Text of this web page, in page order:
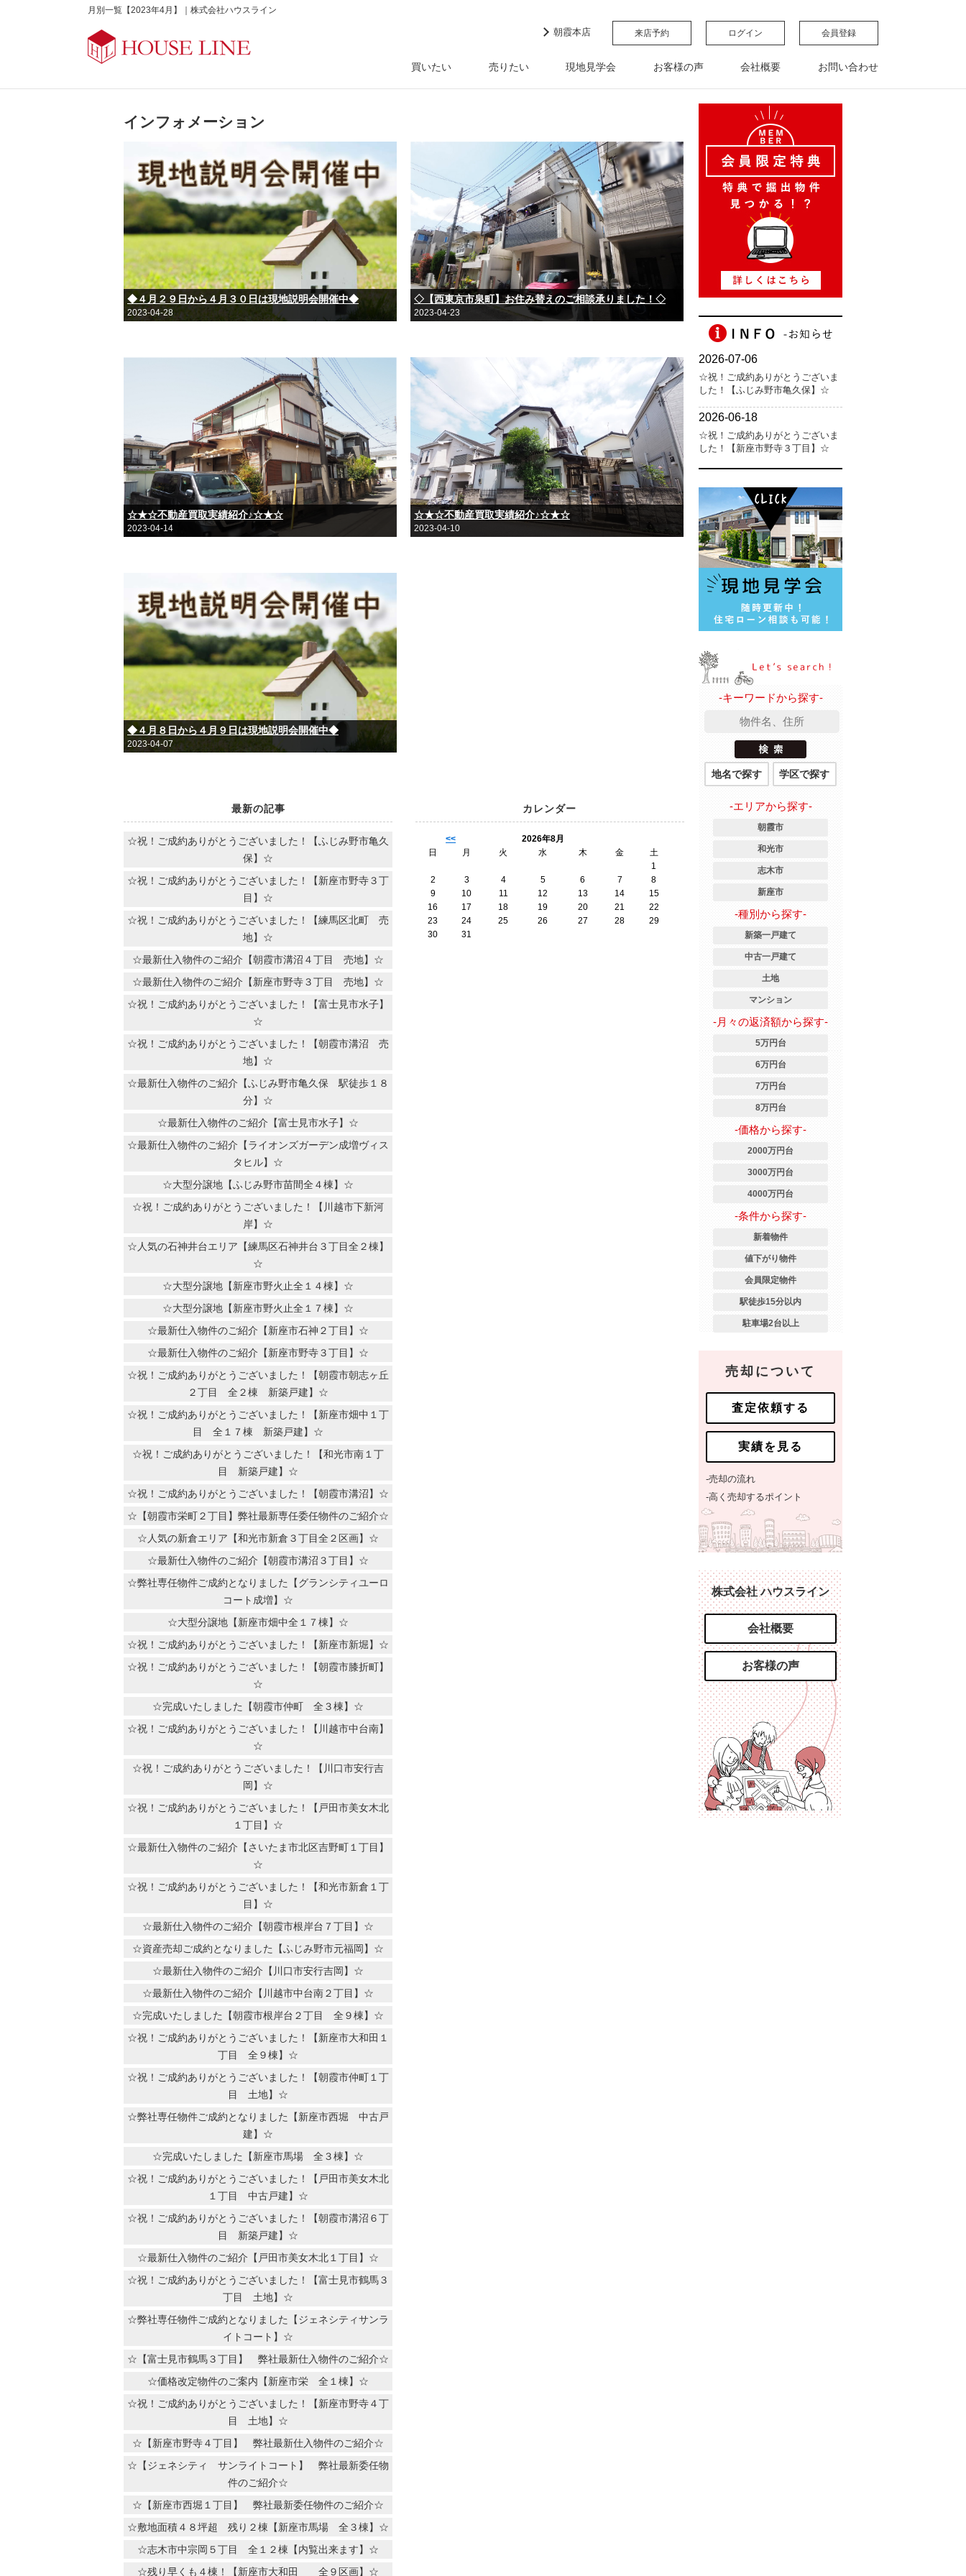
月別一覧【2023年4月】｜株式会社ハウスライン
朝霞本店 来店予約 ログイン 会員登録
買いたい 売りたい 現地見学会 お客様の声 会社概要 お問い合わせ
インフォメーション
◆４月２９日から４月３０日は現地説明会開催中◆
2023-04-28
◇【西東京市泉町】お住み替えのご相談承りました！◇
2023-04-23
☆★☆不動産買取実績紹介♪☆★☆
2023-04-14
☆★☆不動産買取実績紹介♪☆★☆
2023-04-10
◆４月８日から４月９日は現地説明会開催中◆
2023-04-07
最新の記事
☆祝！ご成約ありがとうございました！【ふじみ野市亀久
保】☆
☆祝！ご成約ありがとうございました！【新座市野寺３丁
目】☆
☆祝！ご成約ありがとうございました！【練馬区北町 売
地】☆
☆最新仕入物件のご紹介【朝霞市溝沼４丁目 売地】☆
☆最新仕入物件のご紹介【新座市野寺３丁目 売地】☆
☆祝！ご成約ありがとうございました！【富士見市水子】
☆
☆祝！ご成約ありがとうございました！【朝霞市溝沼 売
地】☆
☆最新仕入物件のご紹介【ふじみ野市亀久保 駅徒歩１８
分】☆
☆最新仕入物件のご紹介【富士見市水子】☆
☆最新仕入物件のご紹介【ライオンズガーデン成増ヴィス
タヒル】☆
☆大型分譲地【ふじみ野市苗間全４棟】☆
☆祝！ご成約ありがとうございました！【川越市下新河
岸】☆
☆人気の石神井台エリア【練馬区石神井台３丁目全２棟】
☆
☆大型分譲地【新座市野火止全１４棟】☆
☆大型分譲地【新座市野火止全１７棟】☆
☆最新仕入物件のご紹介【新座市石神２丁目】☆
☆最新仕入物件のご紹介【新座市野寺３丁目】☆
☆祝！ご成約ありがとうございました！【朝霞市朝志ヶ丘
２丁目 全２棟 新築戸建】☆
☆祝！ご成約ありがとうございました！【新座市畑中１丁
目 全１７棟 新築戸建】☆
☆祝！ご成約ありがとうございました！【和光市南１丁
目 新築戸建】☆
☆祝！ご成約ありがとうございました！【朝霞市溝沼】☆
☆【朝霞市栄町２丁目】弊社最新専任委任物件のご紹介☆
☆人気の新倉エリア【和光市新倉３丁目全２区画】☆
☆最新仕入物件のご紹介【朝霞市溝沼３丁目】☆
☆弊社専任物件ご成約となりました【グランシティユーロ
コート成増】☆
☆大型分譲地【新座市畑中全１７棟】☆
☆祝！ご成約ありがとうございました！【新座市新堀】☆
☆祝！ご成約ありがとうございました！【朝霞市膝折町】
☆
☆完成いたしました【朝霞市仲町 全３棟】☆
☆祝！ご成約ありがとうございました！【川越市中台南】
☆
☆祝！ご成約ありがとうございました！【川口市安行吉
岡】☆
☆祝！ご成約ありがとうございました！【戸田市美女木北
１丁目】☆
☆最新仕入物件のご紹介【さいたま市北区吉野町１丁目】
☆
☆祝！ご成約ありがとうございました！【和光市新倉１丁
目】☆
☆最新仕入物件のご紹介【朝霞市根岸台７丁目】☆
☆資産売却ご成約となりました【ふじみ野市元福岡】☆
☆最新仕入物件のご紹介【川口市安行吉岡】☆
☆最新仕入物件のご紹介【川越市中台南２丁目】☆
☆完成いたしました【朝霞市根岸台２丁目 全９棟】☆
☆祝！ご成約ありがとうございました！【新座市大和田１
丁目 全９棟】☆
☆祝！ご成約ありがとうございました！【朝霞市仲町１丁
目 土地】☆
☆弊社専任物件ご成約となりました【新座市西堀 中古戸
建】☆
☆完成いたしました【新座市馬場 全３棟】☆
☆祝！ご成約ありがとうございました！【戸田市美女木北
１丁目 中古戸建】☆
☆祝！ご成約ありがとうございました！【朝霞市溝沼６丁
目 新築戸建】☆
☆最新仕入物件のご紹介【戸田市美女木北１丁目】☆
☆祝！ご成約ありがとうございました！【富士見市鶴馬３
丁目 土地】☆
☆弊社専任物件ご成約となりました【ジェネシティサンラ
イトコート】☆
☆【富士見市鶴馬３丁目】 弊社最新仕入物件のご紹介☆
☆価格改定物件のご案内【新座市栄 全１棟】☆
☆祝！ご成約ありがとうございました！【新座市野寺４丁
目 土地】☆
☆【新座市野寺４丁目】 弊社最新仕入物件のご紹介☆
☆【ジェネシティ サンライトコート】 弊社最新委任物
件のご紹介☆
☆【新座市西堀１丁目】 弊社最新委任物件のご紹介☆
☆敷地面積４８坪超 残り２棟【新座市馬場 全３棟】☆
☆志木市中宗岡５丁目 全１２棟【内覧出来ます】☆
☆残り早くも４棟！【新座市大和田 全９区画】☆
カレンダー
<<
2026年8月
日
月 火 水 木 金
土
1
2
3 4 5 6 7
8
9
10 11 12 13 14
15
16
17 18 19 20 21
22
23
24 25 26 27 28
29
30
31
-キーワードから探す-
地名で探す 学区で探す
-エリアから探す-
朝霞市
和光市
志木市
新座市
-種別から探す-
新築一戸建て
中古一戸建て
土地
マンション
-月々の返済額から探す-
5万円台
6万円台
7万円台
8万円台
-価格から探す-
2000万円台
3000万円台
4000万円台
-条件から探す-
新着物件
値下がり物件
会員限定物件
駅徒歩15分以内
駐車場2台以上
売却について
査定依頼する
実績を見る
-売却の流れ
-高く売却するポイント
株式会社 ハウスライン
会社概要
お客様の声